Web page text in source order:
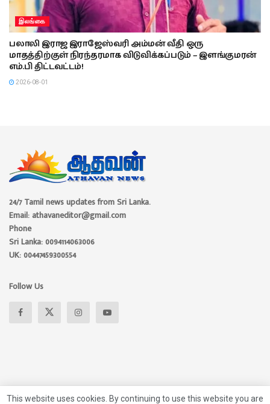
இலங்கை
பலாலி இராஜ இராஜேஸ்வரி அம்மன் வீதி ஒரு
மாதத்திற்குள் நிரந்தரமாக விடுவிக்கப்படும் – இளங்குமரன்
எம்.பி திட்டவட்டம்!
2026-08-01
24/7 Tamil news updates from Sri Lanka.
Email: athavaneditor@gmail.com
Phone
Sri Lanka: 0094114063006
UK: 00447459300554
Follow Us
This website uses cookies. By continuing to use this website you are